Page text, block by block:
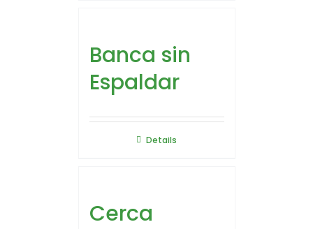
Banca sin
Espaldar
Details
Cerca